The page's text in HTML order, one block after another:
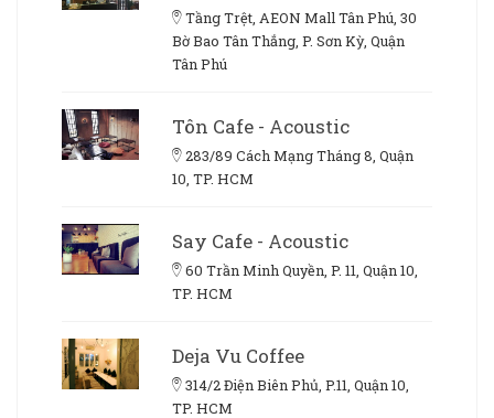
Tầng Trệt, AEON Mall Tân Phú, 30
Bờ Bao Tân Thắng, P. Sơn Kỳ, Quận
Tân Phú
Tôn Cafe - Acoustic
283/89 Cách Mạng Tháng 8, Quận
10, TP. HCM
Say Cafe - Acoustic
60 Trần Minh Quyền, P. 11, Quận 10,
TP. HCM
Deja Vu Coffee
314/2 Điện Biên Phủ, P.11, Quận 10,
TP. HCM